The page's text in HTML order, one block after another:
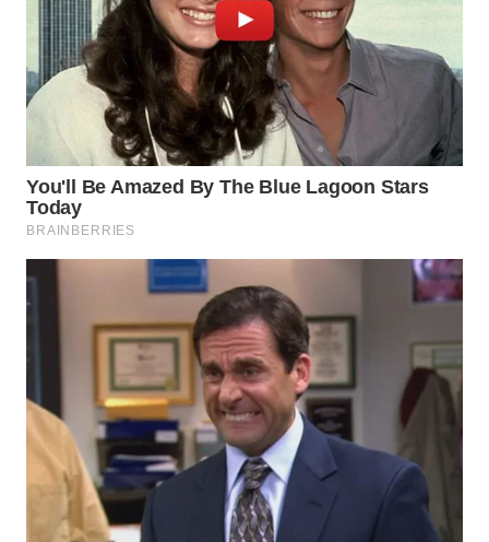
WAHANANEWS
ID
WAHANANEWS
CO ID
WAHANANEWS
NET
WAHANA
WAHANA
SELEB
WAHANA
PERSONA